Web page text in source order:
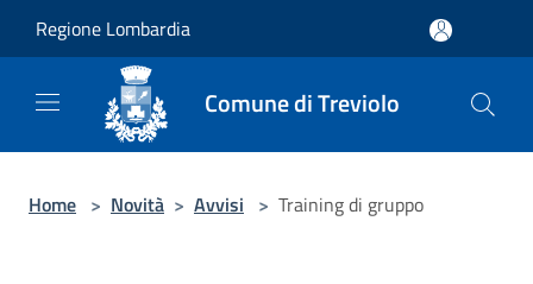
Regione Lombardia
Comune di Treviolo
Home > Novità > Avvisi > Training di gruppo